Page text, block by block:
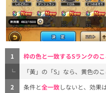
1
枠の色と一致するSランクの
└
「黃」の「S」なら、黄色の
2
条件と全一致しないと、効果